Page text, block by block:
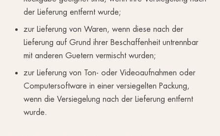
der Lieferung entfernt wurde;
zur Lieferung von Waren, wenn diese nach der
Lieferung auf Grund ihrer Beschaffenheit untrennbar
mit anderen Guetern vermischt wurden;
zur Lieferung von Ton- oder Videoaufnahmen oder
Computersoftware in einer versiegelten Packung,
wenn die Versiegelung nach der Lieferung entfernt
wurde.